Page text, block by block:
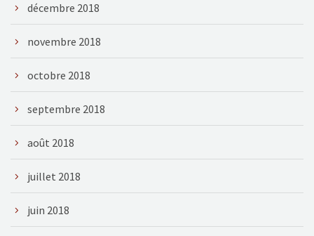
décembre 2018
novembre 2018
octobre 2018
septembre 2018
août 2018
juillet 2018
juin 2018